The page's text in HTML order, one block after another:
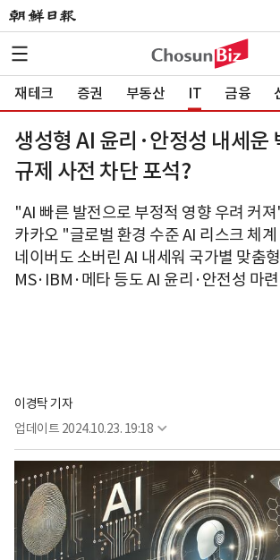
재테크 증권 부동산 IT 금융
생성형 AI 윤리·안정성 내세
규제 사전 차단 포석?
"AI 빠른 발전으로 부정적 영향 우려 커
카카오 "글로벌 환경 수준 AI 리스크 체
네이버도 소버린 AI 내세워 국가별 맞춤
MS·IBM·메타 등도 AI 윤리·안전성 마
이경탁 기자
업데이트 2024.10.23. 19:18